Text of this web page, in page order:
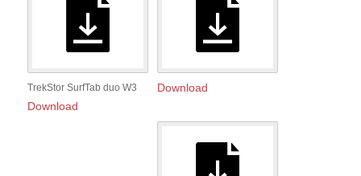
TrekStor SurfTab duo W3
Download
Download